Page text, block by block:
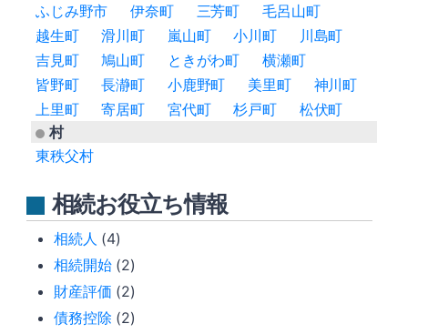
ふじみ野市
伊奈町 三芳町
毛呂山町
越生町
滑川町 嵐山町 小川町
川島町
吉見町
鳩山町 ときがわ町
横瀬町
皆野町
長瀞町 小鹿野町 美里町
神川町
上里町
寄居町 宮代町 杉戸町
松伏町
村
東秩父村
相続お役立ち情報
相続人 (4)
相続開始(2)
財産評価 (2)
債務控除 (2)